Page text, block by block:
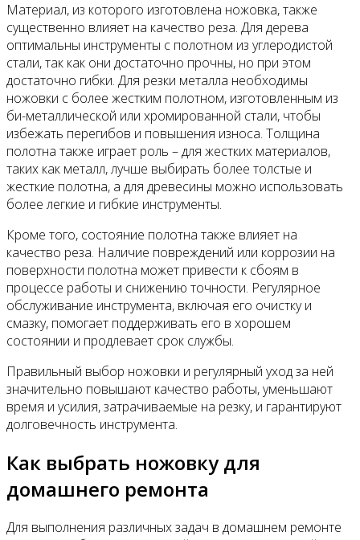
Материал, из которого изготовлена ножовка, также
существенно влияет на качество реза. Для дерева
оптимальны инструменты с полотном из углеродистой
стали, так как они достаточно прочны, но при этом
достаточно гибки. Для резки металла необходимы
ножовки с более жестким полотном, изготовленным из
би-металлической или хромированной стали, чтобы
избежать перегибов и повышения износа. Толщина
полотна также играет роль – для жестких материалов,
таких как металл, лучше выбирать более толстые и
жесткие полотна, а для древесины можно использовать
более легкие и гибкие инструменты.
Кроме того, состояние полотна также влияет на
качество реза. Наличие повреждений или коррозии на
поверхности полотна может привести к сбоям в
процессе работы и снижению точности. Регулярное
обслуживание инструмента, включая его очистку и
смазку, помогает поддерживать его в хорошем
состоянии и продлевает срок службы.
Правильный выбор ножовки и регулярный уход за ней
значительно повышают качество работы, уменьшают
время и усилия, затрачиваемые на резку, и гарантируют
долговечность инструмента.
Как выбрать ножовку для
домашнего ремонта
Для выполнения различных задач в домашнем ремонте